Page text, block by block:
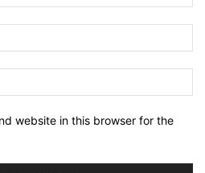
website in this browser for the